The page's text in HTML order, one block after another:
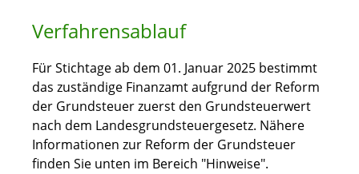
Verfahrensablauf
Für Stichtage ab dem 01. Januar 2025 bestimmt
das zuständige Finanzamt aufgrund der Reform
der Grundsteuer zuerst den Grundsteuerwert
nach dem Landesgrundsteuergesetz. Nähere
Informationen zur Reform der Grundsteuer
finden Sie unten im Bereich "Hinweise".